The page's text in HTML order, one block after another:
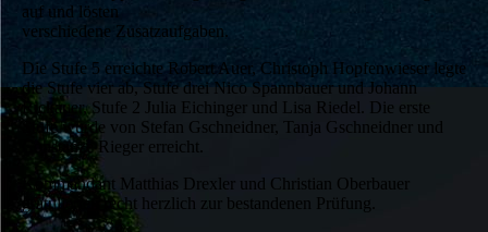
auf und lösten
verschiedene Zusatzaufgaben.
Die Stufe 5 erreichte Robert Auer, Christoph Hopfenwieser legte
die Stufe vier ab, Stufe drei Nico Spannbauer und Johann
Rickauer, Stufe 2 Julia Eichinger und Lisa Riedel. Die erste
Stufe wurde von Stefan Gschneidner, Tanja Gschneidner und
Constanze Rieger erreicht.
Kommandant Matthias Drexler und Christian Oberbauer
gratulierten recht herzlich zur bestandenen Prüfung.